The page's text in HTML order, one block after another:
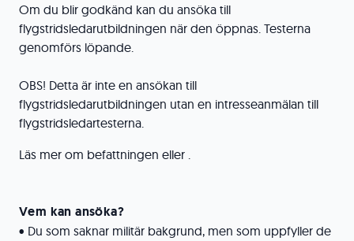
Om du blir godkänd kan du ansöka till
flygstridsledarutbildningen när den öppnas. Testerna
genomförs löpande.
OBS! Detta är inte en ansökan till
flygstridsledarutbildningen utan en intresseanmälan till
flygstridsledartesterna.
Läs mer om befattningen eller .
Vem kan ansöka?
• Du som saknar militär bakgrund, men som uppfyller de